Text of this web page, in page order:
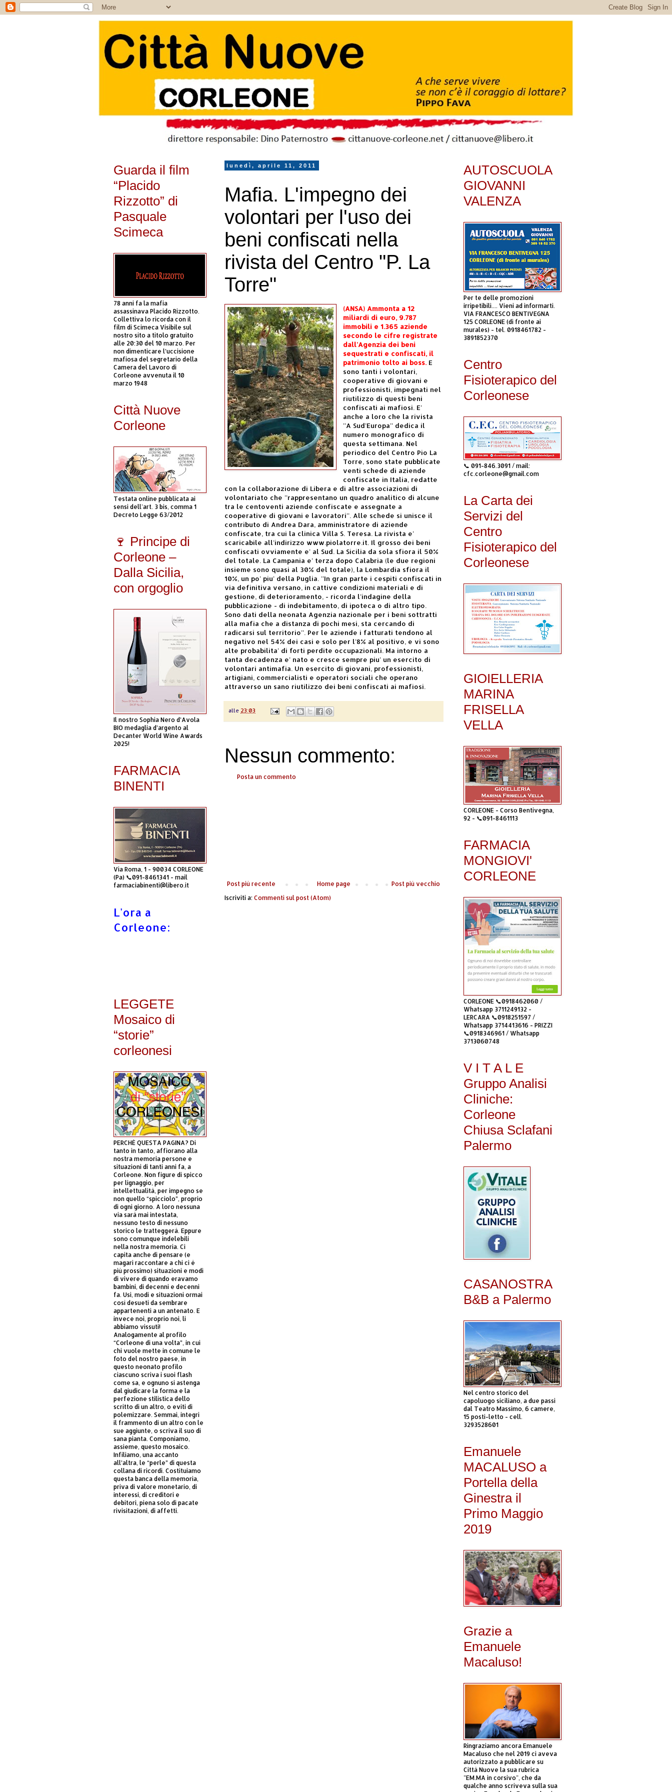
lunedì, aprile 11, 2011
Mafia. L'impegno dei
volontari per l'uso dei
beni confiscati nella
rivista del Centro "P. La
Torre"
(ANSA) Ammonta a 12
miliardi di euro, 9.787
immobili e 1.365 aziende
secondo le cifre registrate
dall'Agenzia dei beni
sequestrati e confiscati, il
patrimonio tolto ai boss. E
sono tanti i volontari,
cooperative di giovani e
professionisti, impegnati nel
riutilizzo di questi beni
confiscati ai mafiosi. E'
anche a loro che la rivista
''A Sud'Europa'' dedica il
numero monografico di
questa settimana. Nel
periodico del Centro Pio La
Torre, sono state pubblicate
venti schede di aziende
confiscate in Italia, redatte
con la collaborazione di Libera e di altre associazioni di
volontariato che ''rappresentano un quadro analitico di alcune
tra le centoventi aziende confiscate e assegnate a
cooperative di giovani e lavoratori''. Alle schede si unisce il
contributo di Andrea Dara, amministratore di aziende
confiscate, tra cui la clinica Villa S. Teresa. La rivista e'
scaricabile all'indirizzo www.piolatorre.it. Il grosso dei beni
confiscati ovviamente e' al Sud. La Sicilia da sola sfiora il 50%
del totale. La Campania e' terza dopo Calabria (le due regioni
insieme sono quasi al 30% del totale), la Lombardia sfiora il
10%, un po' piu' della Puglia. ''In gran parte i cespiti confiscati in
via definitiva versano, in cattive condizioni materiali e di
gestione, di deterioramento, - ricorda l'indagine della
pubblicazione - di indebitamento, di ipoteca o di altro tipo.
Sono dati della neonata Agenzia nazionale per i beni sottratti
alla mafia che a distanza di pochi mesi, sta cercando di
radicarsi sul territorio''. Per le aziende i fatturati tendono al
negativo nel 54% dei casi e solo per l'8% al positivo, e vi sono
alte probabilita' di forti perdite occupazionali. Ma intorno a
tanta decadenza e' nato e cresce sempre piu' un esercito di
volontari antimafia. Un esercito di giovani, professionisti,
artigiani, commercialisti e operatori sociali che operano
attraverso un sano riutilizzo dei beni confiscati ai mafiosi.
alle 23:03
Nessun commento:
Posta un commento
Post più recente Post più vecchio
Home page
Iscriviti a: Commenti sul post (Atom)
Guarda il film
“Placido
Rizzotto” di
Pasquale
Scimeca
78 anni fa la mafia
assassinava Placido Rizzotto.
Collettiva lo ricorda con il
film di Scimeca Visibile sul
nostro sito a titolo gratuito
alle 20:30 del 10 marzo. Per
non dimenticare l’uccisione
mafiosa del segretario della
Camera del Lavoro di
Corleone avvenuta il 10
marzo 1948
Città Nuove
Corleone
Testata online pubblicata ai
sensi dell'art. 3 bis, comma 1
Decreto Legge 63/2012
🍷 Principe di
Corleone –
Dalla Sicilia,
con orgoglio
Il nostro Sophia Nero d’Avola
BIO medaglia d’argento al
Decanter World Wine Awards
2025!
FARMACIA
BINENTI
Via Roma, 1 - 90034 CORLEONE
(Pa) 📞091-8461341 - mail
farmaciabinenti@libero.it
L'ora a
Corleone:
LEGGETE
Mosaico di
“storie”
corleonesi
PERCHÈ QUESTA PAGINA? Di
tanto in tanto, affiorano alla
nostra memoria persone e
situazioni di tanti anni fa, a
Corleone. Non figure di spicco
per lignaggio, per
intellettualità, per impegno se
non quello “spicciolo”, proprio
di ogni giorno. A loro nessuna
via sarà mai intestata,
nessuno testo di nessuno
storico le tratteggerà. Eppure
sono comunque indelebili
nella nostra memoria. Ci
capita anche di pensare (e
magari raccontare a chi ci è
più prossimo) situazioni e modi
di vivere di quando eravamo
bambini, di decenni e decenni
fa. Usi, modi e situazioni ormai
così desueti da sembrare
appartenenti a un antenato. E
invece noi, proprio noi, li
abbiamo vissuti!
Analogamente al profilo
“Corleone di una volta”, in cui
chi vuole mette in comune le
foto del nostro paese, in
questo neonato profilo
ciascuno scriva i suoi flash
come sa, e ognuno si astenga
dal giudicare la forma e la
perfezione stilistica dello
scritto di un altro, o eviti di
polemizzare. Semmai, integri
il frammento di un altro con le
sue aggiunte, o scriva il suo di
sana pianta. Componiamo,
assieme, questo mosaico.
Infiliamo, una accanto
all’altra, le “perle” di questa
collana di ricordi. Costituiamo
questa banca della memoria,
priva di valore monetario, di
interessi, di creditori e
debitori, piena solo di pacate
rivisitazioni, di affetti.
AUTOSCUOLA
GIOVANNI
VALENZA
Per te delle promozioni
irripetibili.... Vieni ad informarti.
VIA FRANCESCO BENTIVEGNA
125 CORLEONE (di fronte ai
murales) - tel. 0918461782 -
3891852370
Centro
Fisioterapico del
Corleonese
📞 091-846.3091 / mail:
cfc.corleone@gmail.com
La Carta dei
Servizi del
Centro
Fisioterapico del
Corleonese
GIOIELLERIA
MARINA
FRISELLA
VELLA
CORLEONE - Corso Bentivegna,
92 - 📞091-8461113
FARMACIA
MONGIOVI'
CORLEONE
CORLEONE 📞0918462060 /
Whatsapp 3711249132 -
LERCARA 📞0918251597 /
Whatsapp 3714413616 - PRIZZI
📞0918346961 / Whatsapp
3713060748
V I T A L E
Gruppo Analisi
Cliniche:
Corleone
Chiusa Sclafani
Palermo
CASANOSTRA
B&B a Palermo
Nel centro storico del
capoluogo siciliano, a due passi
dal Teatro Massimo, 6 camere,
15 posti-letto - cell.
3293528601
Emanuele
MACALUSO a
Portella della
Ginestra il
Primo Maggio
2019
Grazie a
Emanuele
Macaluso!
Ringraziamo ancora Emanuele
Macaluso che nel 2019 ci aveva
autorizzato a pubblicare su
Città Nuove la sua rubrica
"EM.MA in corsivo", che da
qualche anno scriveva sulla sua